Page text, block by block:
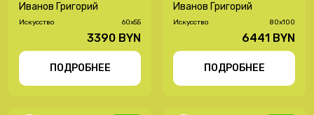
Иванов Григорий
Иcкусство 60х55
3390 BYN
ПОДРОБНЕЕ
Иванов Григорий
Иcкусство 80х100
6441 BYN
ПОДРОБНЕЕ